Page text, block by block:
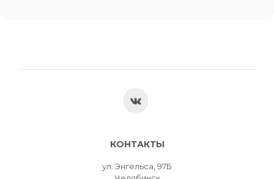
КОНТАКТЫ
ул. Энгельса, 97Б